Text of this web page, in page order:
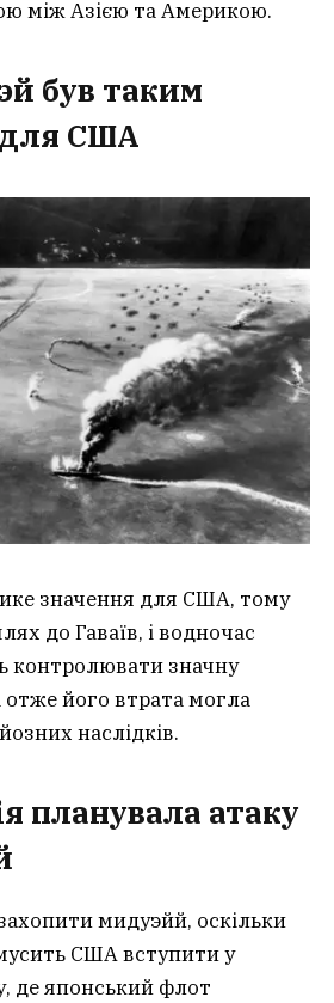
між Азією та Америкою.
був таким
США
значення для США, тому
до Гаваїв, і водночас
контролювати значну
отже його втрата могла
наслідків.
планувала атаку
мидуэйй, оскільки
США вступити у
де японський флот